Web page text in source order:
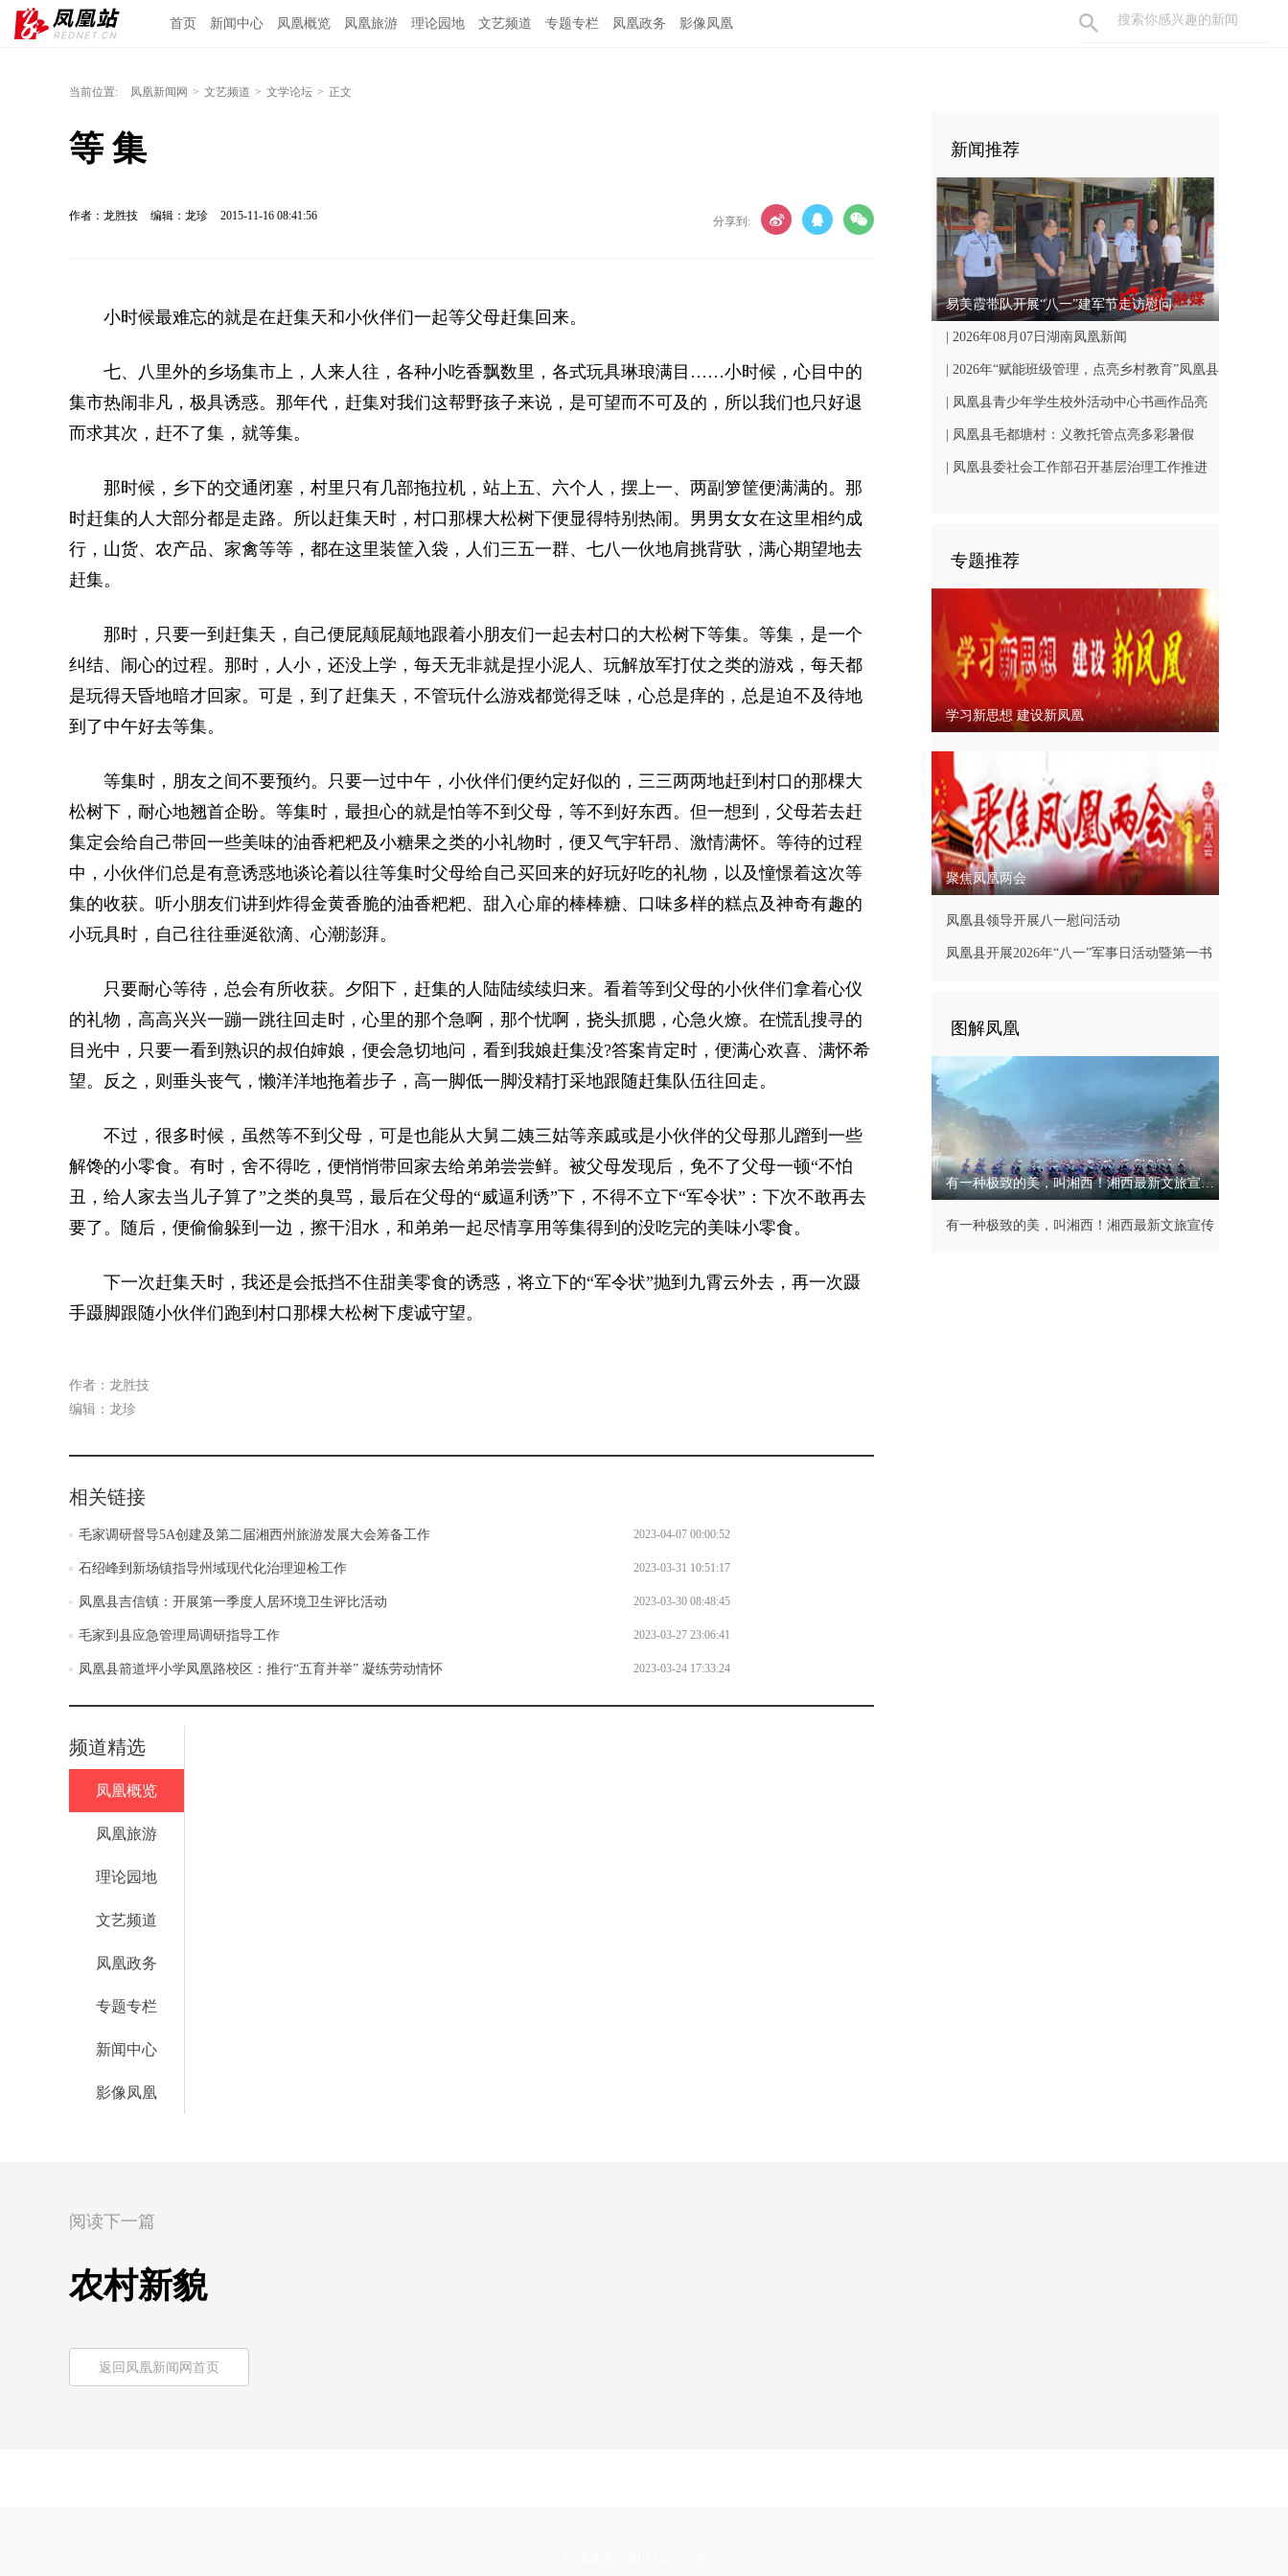
首页 新闻中心 凤凰概览 凤凰旅游 理论园地 文艺频道 专题专栏 凤凰政务 影像凤凰
当前位置: 凤凰新闻网 > 文艺频道 > 文学论坛 > 正文
等 集
作者：龙胜技 编辑：龙珍 2015-11-16 08:41:56 分享到:
小时候最难忘的就是在赶集天和小伙伴们一起等父母赶集回来。
七、八里外的乡场集市上，人来人往，各种小吃香飘数里，各式玩具琳琅满目……小时候，心目中的
集市热闹非凡，极具诱惑。那年代，赶集对我们这帮野孩子来说，是可望而不可及的，所以我们也只好退
而求其次，赶不了集，就等集。
那时候，乡下的交通闭塞，村里只有几部拖拉机，站上五、六个人，摆上一、两副箩筐便满满的。那
时赶集的人大部分都是走路。所以赶集天时，村口那棵大松树下便显得特别热闹。男男女女在这里相约成
行，山货、农产品、家禽等等，都在这里装筐入袋，人们三五一群、七八一伙地肩挑背驮，满心期望地去
赶集。
那时，只要一到赶集天，自己便屁颠屁颠地跟着小朋友们一起去村口的大松树下等集。等集，是一个
纠结、闹心的过程。那时，人小，还没上学，每天无非就是捏小泥人、玩解放军打仗之类的游戏，每天都
是玩得天昏地暗才回家。可是，到了赶集天，不管玩什么游戏都觉得乏味，心总是痒的，总是迫不及待地
到了中午好去等集。
等集时，朋友之间不要预约。只要一过中午，小伙伴们便约定好似的，三三两两地赶到村口的那棵大
松树下，耐心地翘首企盼。等集时，最担心的就是怕等不到父母，等不到好东西。但一想到，父母若去赶
集定会给自己带回一些美味的油香粑粑及小糖果之类的小礼物时，便又气宇轩昂、激情满怀。等待的过程
中，小伙伴们总是有意诱惑地谈论着以往等集时父母给自己买回来的好玩好吃的礼物，以及憧憬着这次等
集的收获。听小朋友们讲到炸得金黄香脆的油香粑粑、甜入心扉的棒棒糖、口味多样的糕点及神奇有趣的
小玩具时，自己往往垂涎欲滴、心潮澎湃。
只要耐心等待，总会有所收获。夕阳下，赶集的人陆陆续续归来。看着等到父母的小伙伴们拿着心仪
的礼物，高高兴兴一蹦一跳往回走时，心里的那个急啊，那个忧啊，挠头抓腮，心急火燎。在慌乱搜寻的
目光中，只要一看到熟识的叔伯婶娘，便会急切地问，看到我娘赶集没?答案肯定时，便满心欢喜、满怀希
望。反之，则垂头丧气，懒洋洋地拖着步子，高一脚低一脚没精打采地跟随赶集队伍往回走。
不过，很多时候，虽然等不到父母，可是也能从大舅二姨三姑等亲戚或是小伙伴的父母那儿蹭到一些
解馋的小零食。有时，舍不得吃，便悄悄带回家去给弟弟尝尝鲜。被父母发现后，免不了父母一顿“不怕
丑，给人家去当儿子算了”之类的臭骂，最后在父母的“威逼利诱”下，不得不立下“军令状”：下次不敢再去
要了。随后，便偷偷躲到一边，擦干泪水，和弟弟一起尽情享用等集得到的没吃完的美味小零食。
下一次赶集天时，我还是会抵挡不住甜美零食的诱惑，将立下的“军令状”抛到九霄云外去，再一次蹑
手蹑脚跟随小伙伴们跑到村口那棵大松树下虔诚守望。
作者：龙胜技
编辑：龙珍
相关链接
毛家调研督导5A创建及第二届湘西州旅游发展大会筹备工作 2023-04-07 00:00:52
石绍峰到新场镇指导州域现代化治理迎检工作 2023-03-31 10:51:17
凤凰县吉信镇：开展第一季度人居环境卫生评比活动 2023-03-30 08:48:45
毛家到县应急管理局调研指导工作 2023-03-27 23:06:41
凤凰县箭道坪小学凤凰路校区：推行“五育并举” 凝练劳动情怀 2023-03-24 17:33:24
频道精选
凤凰概览
凤凰旅游
理论园地
文艺频道
凤凰政务
专题专栏
新闻中心
影像凤凰
新闻推荐
易美霞带队开展“八一”建军节走访慰问
| 2026年08月07日湖南凤凰新闻
| 2026年“赋能班级管理，点亮乡村教育”凤凰县
中小学骨干班主任国培计划开班仪式顺利举行
（B1402-3）
| 凤凰县青少年学生校外活动中心书画作品亮
相凤凰古城从文广场
| 凤凰县毛都塘村：义教托管点亮多彩暑假
| 凤凰县委社会工作部召开基层治理工作推进
专题推荐
学习新思想 建设新凤凰
聚焦凤凰两会
凤凰县领导开展八一慰问活动
凤凰县开展2026年“八一”军事日活动暨第一书
图解凤凰
有一种极致的美，叫湘西！湘西最新文旅宣传片
有一种极致的美，叫湘西！湘西最新文旅宣传
阅读下一篇
农村新貌
返回凤凰新闻网首页